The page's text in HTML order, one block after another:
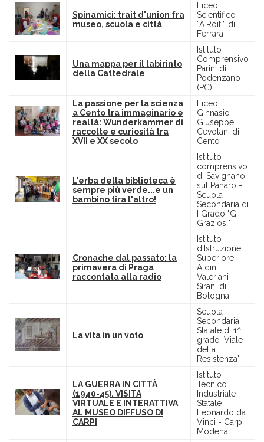
Spinamici: trait d'union fra
museo, scuola e città
Liceo
Scientifico
“A.Roiti” di
Ferrara
Una mappa per il labirinto
della Cattedrale
Istituto
Comprensivo
Parini di
Podenzano
(PC)
La passione per la scienza
a Cento tra immaginario e
realtà: Wunderkammer di
raccolte e curiosità tra
XVII e XX secolo
Liceo
Ginnasio
Giuseppe
Cevolani di
Cento
L'erba della biblioteca è
sempre più verde...e un
bambino tira l'altro!
Istituto
comprensivo
di Savignano
sul Panaro -
Scuola
Secondaria di
I Grado "G.
Graziosi"
Cronache dal passato: la
primavera di Praga
raccontata alla radio
Istituto
d’Istruzione
Superiore
Aldini
Valeriani
Sirani di
Bologna
La vita in un voto
Scuola
Secondaria
Statale di 1^
grado 'Viale
della
Resistenza'
LA GUERRA IN CITTÀ
(1940-45). VISITA
VIRTUALE E INTERATTIVA
AL MUSEO DIFFUSO DI
CARPI
Istituto
Tecnico
Industriale
Statale
Leonardo da
Vinci - Carpi,
Modena